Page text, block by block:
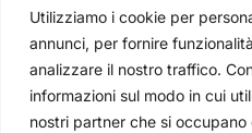
Utilizziamo i cookie per
annunci, per fornire
analizzare il nostro traffico.
informazioni sul modo in cui
nostri partner che si
Occasioni
tel. 051.70.22.15